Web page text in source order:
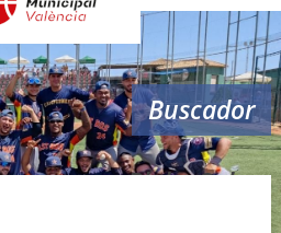
▼
▼
▼
Buscador
Blake Ochoa